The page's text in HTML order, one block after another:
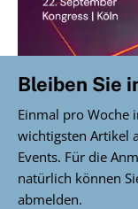
Bleiben Sie
Einmal pro Woche
wichtigsten Artikel
Events. Für die
natürlich können
abmelden.